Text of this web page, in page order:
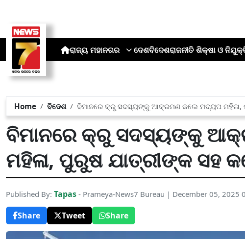
ରାଜ୍ୟ ମହାନଗର ଦେଶବିଦେଶରାଜନୀତି ଶିକ୍ଷା ଓ
Home ବିଦେଶ ବିମାନରେ କ୍ରୁ ସଦସ୍ୟଙ୍କୁ ଆକ୍ରମଣ କଲେ ମଦ୍ୟପ ମହିଳା,
ବିମାନରେ କ୍ରୁ ସଦସ୍ୟଙ୍କୁ
ମହିଳା, ପୁରୁଷ ଯାତ୍ରୀଙ୍କ ସହ
Published By: Tapas - Prameya-News7 Bureau | December 05, 2025
Share
Tweet Share